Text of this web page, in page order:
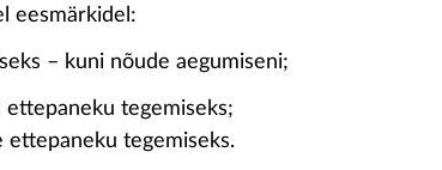
eesmärkidel:
– kuni nõude aegumiseni;
ettepaneku tegemiseks;
ettepaneku tegemiseks.